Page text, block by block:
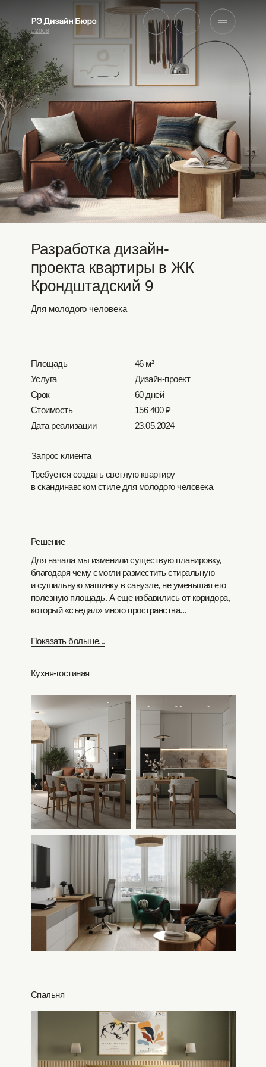
с 2008
Разработка дизайн-
проекта квартиры в ЖК
Крондштадский 9
Для молодого человека
Площадь
Услуга
Срок
Стоимость
Дата реализации
46 м²
Дизайн-проект
60 дней
156 400 ₽
23.05.2024
Запрос клиента
Требуется создать светлую квартиру
в скандинавском стиле для молодого человека.
Решение
Для начала мы изменили существую планировку,
благодаря чему смогли разместить стиральную
и сушильную машинку в санузле, не уменьшая его
полезную площадь. А еще избавились от коридора,
который «съедал» много пространства...
Показать больше...
Кухня-гостиная
Спальня